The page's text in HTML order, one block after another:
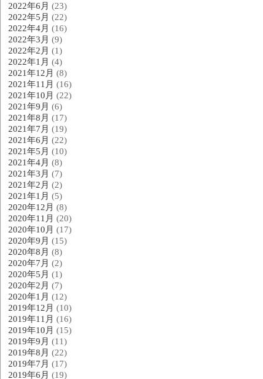
2022年6月 (23)
2022年5月 (22)
2022年4月 (16)
2022年3月 (9)
2022年2月 (1)
2022年1月 (4)
2021年12月 (8)
2021年11月 (16)
2021年10月 (22)
2021年9月 (6)
2021年8月 (17)
2021年7月 (19)
2021年6月 (22)
2021年5月 (10)
2021年4月 (8)
2021年3月 (7)
2021年2月 (2)
2021年1月 (5)
2020年12月 (8)
2020年11月 (20)
2020年10月 (17)
2020年9月 (15)
2020年8月 (8)
2020年7月 (2)
2020年5月 (1)
2020年2月 (7)
2020年1月 (12)
2019年12月 (10)
2019年11月 (16)
2019年10月 (15)
2019年9月 (11)
2019年8月 (22)
2019年7月 (17)
2019年6月 (19)